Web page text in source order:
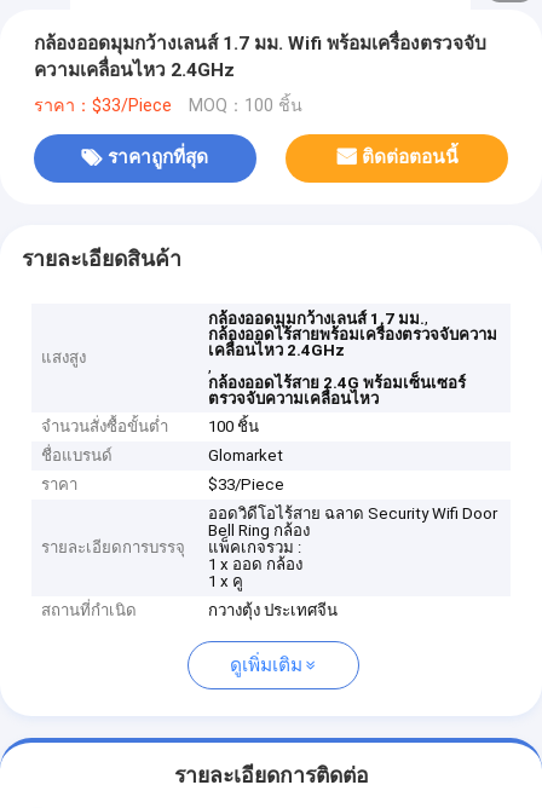
กล้องออดมุมกว้างเลนส์ 1.7 มม. Wifi พร้อมเครื่องตรวจจับ
ความเคลื่อนไหว 2.4GHz
ราคา：$33/Piece MOQ：100 ชิ้น
ราคาถูกที่สุด ติดต่อตอนนี้
รายละเอียดสินค้า
แสงสูง
กล้องออดมุมกว้างเลนส์ 1.7 มม.,
กล้องออดไร้สายพร้อมเครื่องตรวจจับความ
เคลื่อนไหว 2.4GHz
,
กล้องออดไร้สาย 2.4G พร้อมเซ็นเซอร์
ตรวจจับความเคลื่อนไหว
จำนวนสั่งซื้อขั้นต่ำ
100 ชิ้น
ชื่อแบรนด์
Glomarket
ราคา
$33/Piece
รายละเอียดการบรรจุ
ออดวิดีโอไร้สาย ฉลาด Security Wifi Door
Bell Ring กล้อง
แพ็คเกจรวม :
1 x ออด กล้อง
1 x คู
สถานที่กำเนิด
กวางตุ้ง ประเทศจีน
ดูเพิ่มเติม
รายละเอียดการติดต่อ